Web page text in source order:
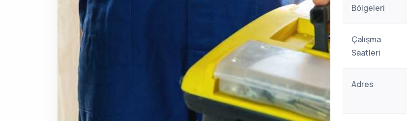
Bölgeleri
Çalışma
Saatleri
Adres